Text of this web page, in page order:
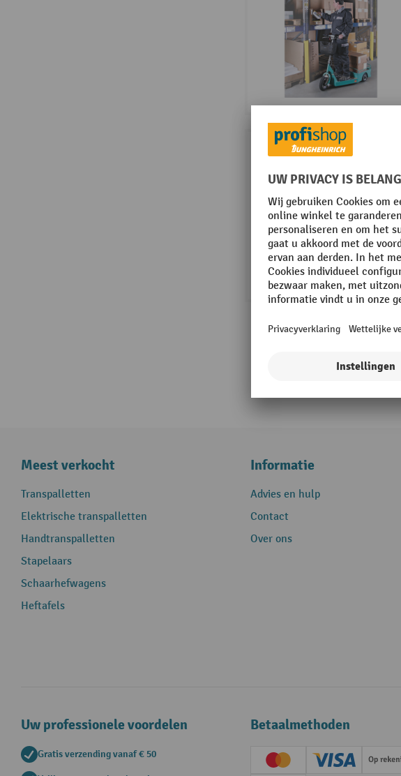
Meest verkocht
Transpalletten
Elektrische transpalletten
Handtranspalletten
Stapelaars
Schaarhefwagens
Heftafels
Informatie
Advies en hulp
Contact
Over ons
Uw professionele voordelen
Gratis verzending vanaf € 50
Betaalmethoden
Creditcard (Master)
Creditcard